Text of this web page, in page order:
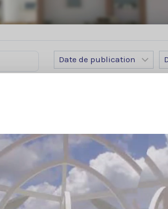
d'accès des
les règles relatives
annulation ou retard